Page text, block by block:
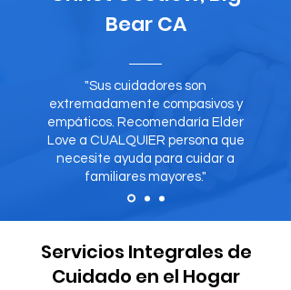
Bear CA
"Sus cuidadores son
extremadamente compasivos y
empáticos. Recomendaría Elder
Love a CUALQUIER persona que
necesite ayuda para cuidar a
familiares mayores."
Servicios Integrales de
Cuidado en el Hogar